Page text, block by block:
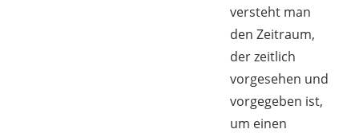
versteht man
den Zeitraum,
der zeitlich
vorgesehen und
vorgegeben ist,
um einen